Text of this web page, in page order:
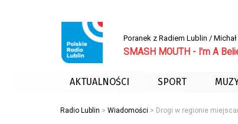
Poranek z Radiem Lublin /
SMASH MOUTH - I'm A
AKTUALNOŚCI SPORT
Radio Lublin > Wiadomości > Drogi w regionie